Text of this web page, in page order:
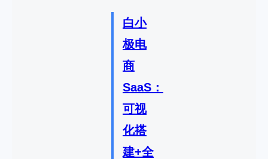
白小
极电
商
SaaS：
可视
化搭
建+全